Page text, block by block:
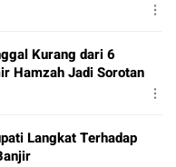
Kurang dari 6
Hamzah Jadi Sorotan
Langkat Terhadap